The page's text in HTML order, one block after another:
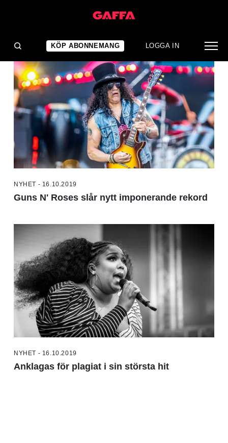
KÖP ABONNEMANG LOGGA IN
NYHET - 16.10.2019
Guns N' Roses slår nytt imponerande rekord
NYHET - 16.10.2019
Anklagas för plagiat i sin största hit